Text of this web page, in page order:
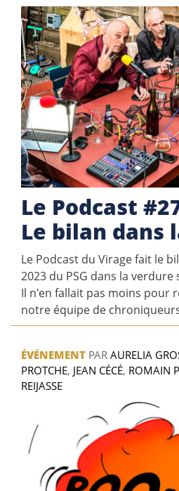
Le Podcast
Le bilan dans
Le Podcast du Virage fait le
2023 du PSG dans la
Il n'en fallait pas moins pour
notre équipe de
ÉVÉNEMENT PAR AURELIA
PROTCHE, JEAN CÉCÉ, ROMAIN
REIJASSE